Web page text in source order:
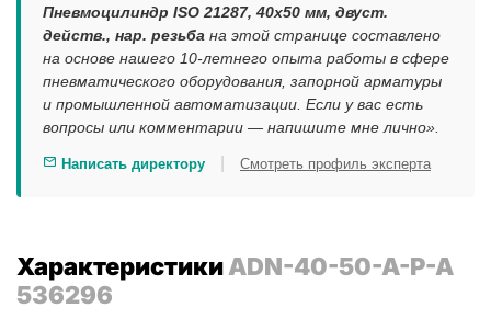
Пневмоцилиндр ISO 21287, 40x50 мм, двуст.
действ., нар. резьба на этой странице составлено
на основе нашего 10-летнего опыта работы в сфере
пневматического оборудования, запорной арматуры
и промышленной автоматизации. Если у вас есть
вопросы или комментарии — напишите мне лично».
Написать директору Смотреть профиль эксперта
ХарактеристикиADN-40-50-A-P-A
536296